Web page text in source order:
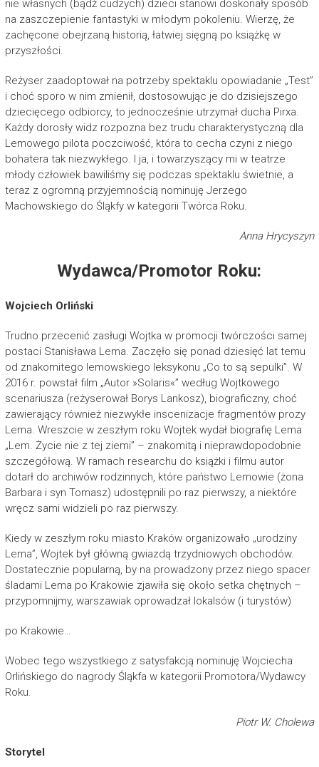
nie własnych (bądź cudzych) dzieci stanowi doskonały sposób
na zaszczepienie fantastyki w młodym pokoleniu. Wierzę, że
zachęcone obejrzaną historią, łatwiej sięgną po książkę w
przyszłości.
Reżyser zaadoptował na potrzeby spektaklu opowiadanie „Test”
i choć sporo w nim zmienił, dostosowując je do dzisiejszego
dziecięcego odbiorcy, to jednocześnie utrzymał ducha Pirxa.
Każdy dorosły widz rozpozna bez trudu charakterystyczną dla
Lemowego pilota poczciwość, która to cecha czyni z niego
bohatera tak niezwykłego. I ja, i towarzyszący mi w teatrze
młody człowiek bawiliśmy się podczas spektaklu świetnie, a
teraz z ogromną przyjemnością nominuję Jerzego
Machowskiego do Śląkfy w kategorii Twórca Roku.
Anna Hrycyszyn
Wydawca/Promotor Roku:
Wojciech Orliński
Trudno przecenić zasługi Wojtka w promocji twórczości samej
postaci Stanisława Lema. Zaczęło się ponad dziesięć lat temu
od znakomitego lemowskiego leksykonu „Co to są sepulki”. W
2016 r. powstał film „Autor »Solaris«” według Wojtkowego
scenariusza (reżyserował Borys Lankosz), biograficzny, choć
zawierający również niezwykłe inscenizacje fragmentów prozy
Lema. Wreszcie w zeszłym roku Wojtek wydał biografię Lema
„Lem. Życie nie z tej ziemi” – znakomitą i nieprawdopodobnie
szczegółową. W ramach researchu do książki i filmu autor
dotarł do archiwów rodzinnych, które państwo Lemowie (żona
Barbara i syn Tomasz) udostępnili po raz pierwszy, a niektóre
wręcz sami widzieli po raz pierwszy.
Kiedy w zeszłym roku miasto Kraków organizowało „urodziny
Lema”, Wojtek był główną gwiazdą trzydniowych obchodów.
Dostatecznie popularną, by na prowadzony przez niego spacer
śladami Lema po Krakowie zjawiła się około setka chętnych –
przypomnijmy, warszawiak oprowadzał lokalsów (i turystów)
po Krakowie…
Wobec tego wszystkiego z satysfakcją nominuję Wojciecha
Orlińskiego do nagrody Śląkfa w kategorii Promotora/Wydawcy
Roku.
Piotr W. Cholewa
Storytel